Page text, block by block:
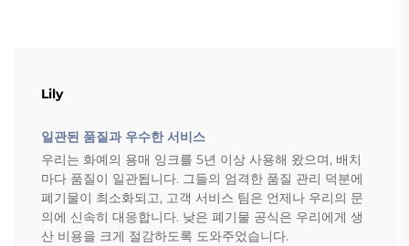
Lily
일관된 품질과 우수한 서비스
우리는 화예의 용매 잉크를 5년 이상 사용해 왔으며, 배치
마다 품질이 일관됩니다. 그들의 엄격한 품질 관리 덕분에
폐기물이 최소화되고, 고객 서비스 팀은 언제나 우리의 문
의에 신속히 대응합니다. 낮은 폐기물 공식은 우리에게 생
산 비용을 크게 절감하도록 도와주었습니다.